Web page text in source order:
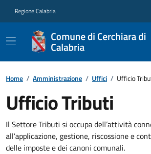
Regione Calabria
Comune di Cerchiara di
Calabria
Home / Amministrazione / Uffici / Ufficio
Ufficio Tributi
Il Settore Tributi si occupa dell’attività
all’applicazione, gestione, riscossione e
delle imposte e dei canoni comunali.